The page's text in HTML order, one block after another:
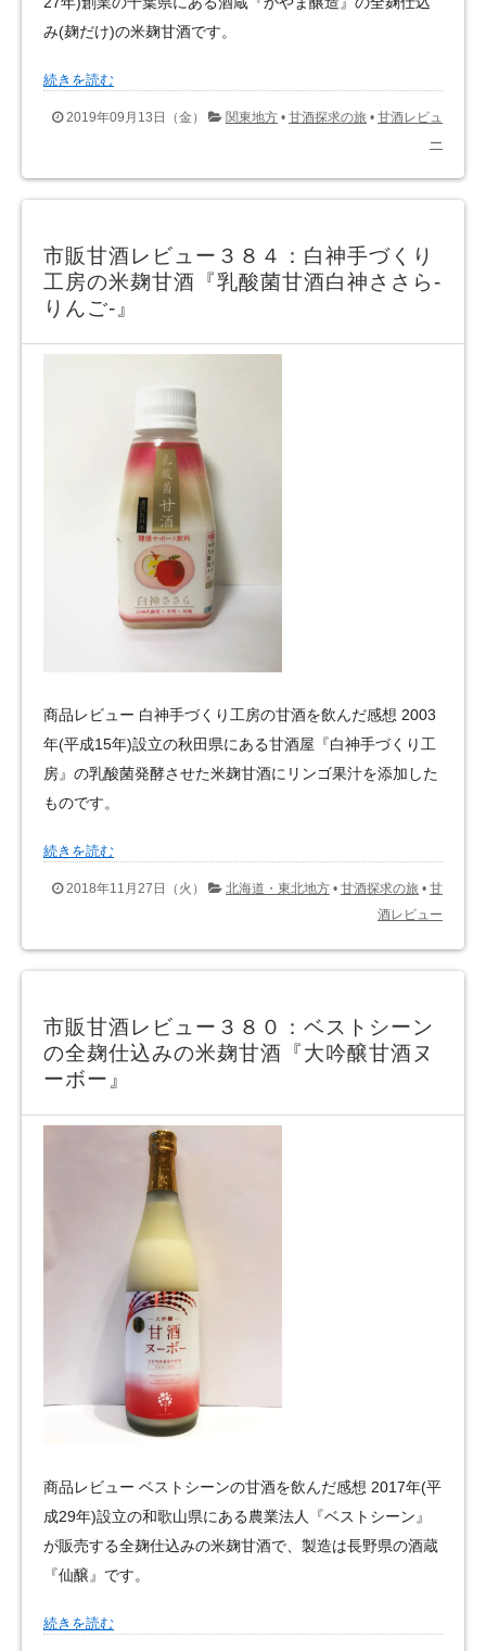
み(麹だけ)の米麹甘酒です。
続きを読む
2019年09月13日（金） 関東地方 • 甘酒探求の旅 • 甘酒レビュ
ー
市販甘酒レビュー３８４：白神手づくり
工房の米麹甘酒『乳酸菌甘酒白神ささら-
りんご-』
商品レビュー 白神手づくり工房の甘酒を飲んだ感想 2003
年(平成15年)設立の秋田県にある甘酒屋『白神手づくり工
房』の乳酸菌発酵させた米麹甘酒にリンゴ果汁を添加した
ものです。
続きを読む
2018年11月27日（火） 北海道・東北地方 • 甘酒探求の旅 • 甘
酒レビュー
市販甘酒レビュー３８０：ベストシーン
の全麹仕込みの米麹甘酒『大吟醸甘酒ヌ
ーボー』
商品レビュー ベストシーンの甘酒を飲んだ感想 2017年(平
成29年)設立の和歌山県にある農業法人『ベストシーン』
が販売する全麹仕込みの米麹甘酒で、製造は長野県の酒蔵
『仙醸』です。
続きを読む